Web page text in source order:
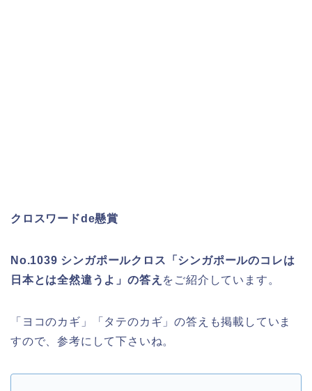
クロスワードde懸賞
No.1039 シンガポールクロス「シンガポールのコレは
日本とは全然違うよ」の答え をご紹介しています。
「ヨコのカギ」「タテのカギ」の答えも掲載していま
すので、参考にして下さいね。